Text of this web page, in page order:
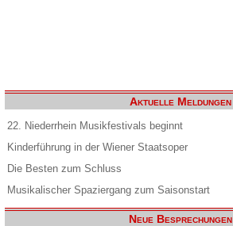
Aktuelle Meldungen
22. Niederrhein Musikfestivals beginnt
Kinderführung in der Wiener Staatsoper
Die Besten zum Schluss
Musikalischer Spaziergang zum Saisonstart
Neue Besprechungen